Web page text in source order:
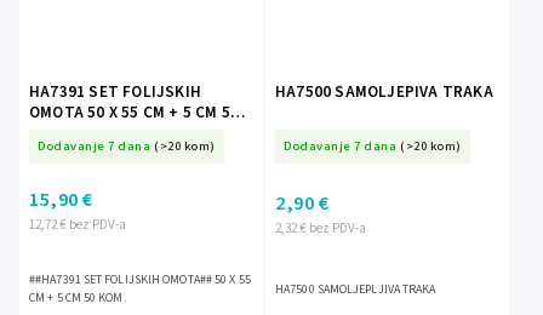
HA7391 SET FOLIJSKIH
OMOTA 50 X 55 CM + 5 CM 50
Dodavanje 7 dana (>20 kom)
12,72 € bez PDV-a
15,90 €
##HA7391 SET FOLIJSKIH OMOTA## 50 X 55
CM + 5 CM 50 KOM.
HA7500 SAMOLJEPIVA TRAKA
Dodavanje 7 dana (>20 kom)
2,32 € bez PDV-a
2,90 €
HA7500 SAMOLJEPLJIVA TRAKA